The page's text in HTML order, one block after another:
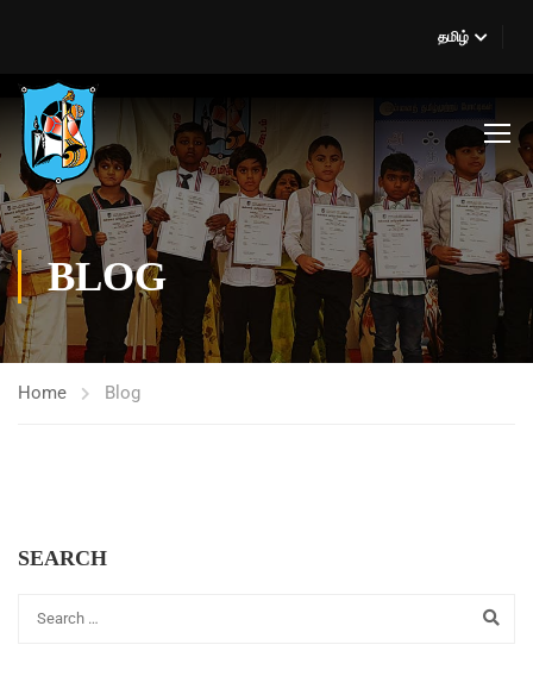
தமிழ்
BLOG
Home Blog
SEARCH